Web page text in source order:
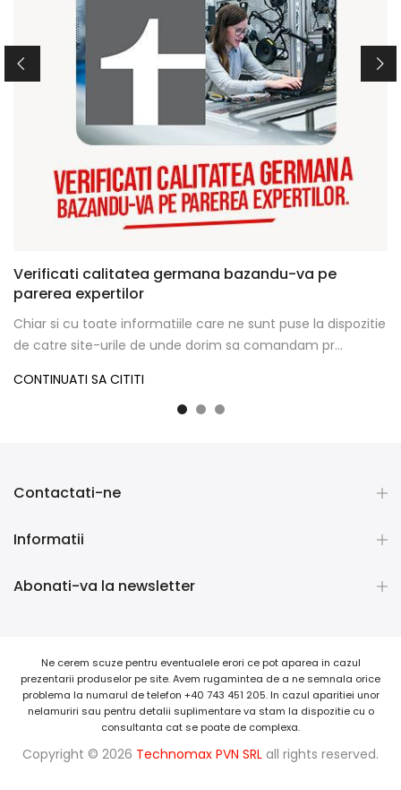
Verificati calitatea germana bazandu-va pe
parerea expertilor
Chiar si cu toate informatiile care ne sunt puse la dispozitie
de catre site-urile de unde dorim sa comandam pr...
CONTINUATI SA CITITI
Contactati-ne
Informatii
Abonati-va la newsletter
Ne cerem scuze pentru eventualele erori ce pot aparea in cazul
prezentarii produselor pe site. Avem rugamintea de a ne semnala orice
problema la numarul de telefon +40 743 451 205. In cazul aparitiei unor
nelamuriri sau pentru detalii suplimentare va stam la dispozitie cu o
consultanta cat se poate de complexa.
Copyright © 2026 Technomax PVN SRL all rights reserved.